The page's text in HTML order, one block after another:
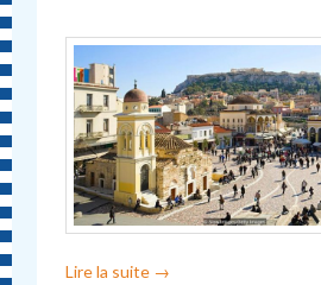
Lire la suite →